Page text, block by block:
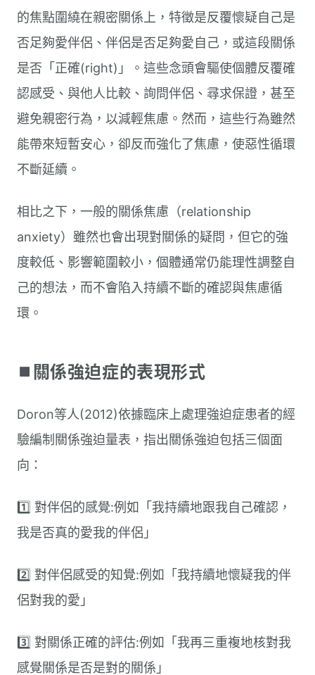
的焦點圍繞在親密關係上，特徵是反覆懷疑自己是
否足夠愛伴侶、伴侶是否足夠愛自己，或這段關係
是否「正確(right)」。這些念頭會驅使個體反覆確
認感受、與他人比較、詢問伴侶、尋求保證，甚至
避免親密行為，以減輕焦慮。然而，這些行為雖然
能帶來短暫安心，卻反而強化了焦慮，使惡性循環
不斷延續。
相比之下，一般的關係焦慮（relationship
anxiety）雖然也會出現對關係的疑問，但它的強
度較低、影響範圍較小，個體通常仍能理性調整自
己的想法，而不會陷入持續不斷的確認與焦慮循
環。
⏹︎關係強迫症的表現形式
Doron等人(2012)依據臨床上處理強迫症患者的經
驗編制關係強迫量表，指出關係強迫包括三個面
向：
1️⃣ 對伴侶的感覺:例如「我持續地跟我自己確認，
我是否真的愛我的伴侶」
2️⃣ 對伴侶感受的知覺:例如「我持續地懷疑我的伴
侶對我的愛」
3️⃣ 對關係正確的評估:例如「我再三重複地核對我
感覺關係是否是對的關係」